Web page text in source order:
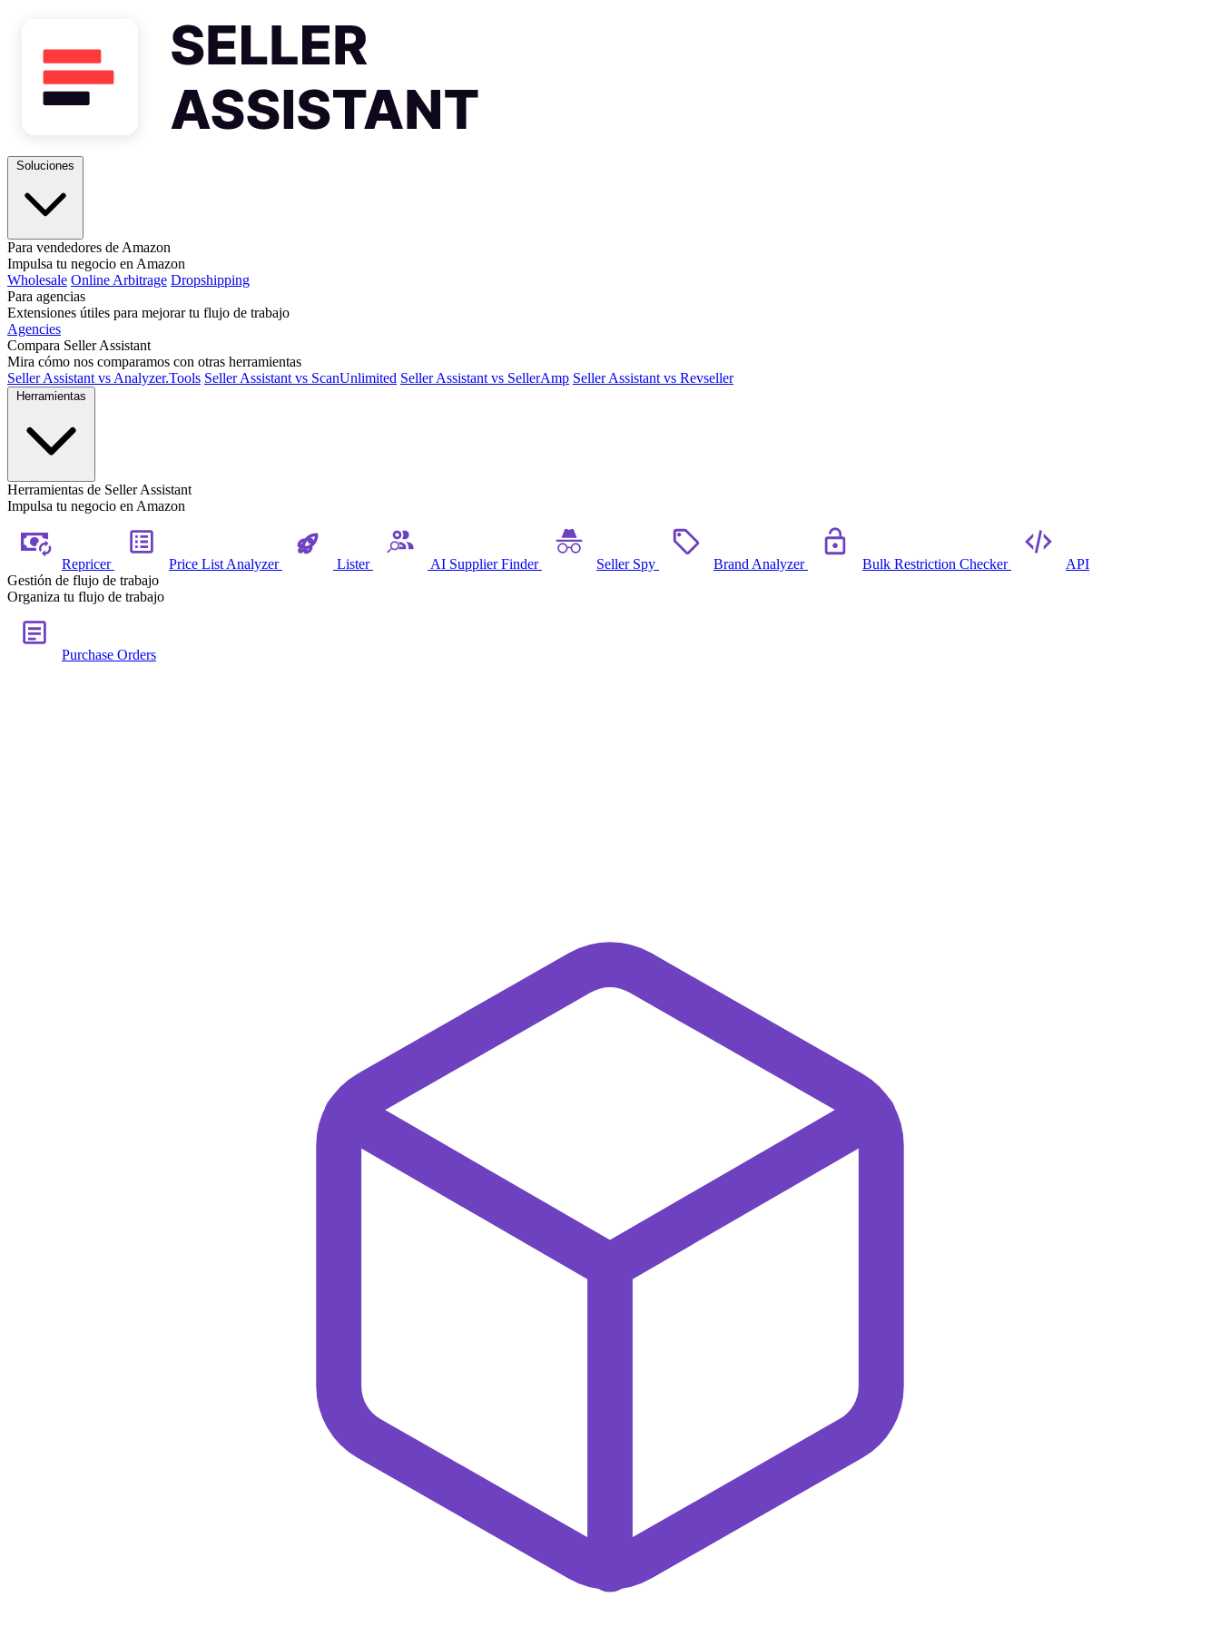
Para vendedores de Amazon
Impulsa tu negocio en Amazon
Wholesale Online Arbitrage Dropshipping
Para agencias
Extensiones útiles para mejorar tu flujo de trabajo
Agencies
Compara Seller Assistant
Mira cómo nos comparamos con otras herramientas
Seller Assistant vs Analyzer.Tools Seller Assistant vs ScanUnlimited Seller Assistant vs SellerAmp Seller Assistant vs Revseller
Herramientas de Seller Assistant
Impulsa tu negocio en Amazon
Repricer Price List Analyzer Lister AI Supplier Finder Seller Spy Brand Analyzer Bulk Restriction Checker
API
Gestión de flujo de trabajo
Organiza tu flujo de trabajo
Purchase Orders